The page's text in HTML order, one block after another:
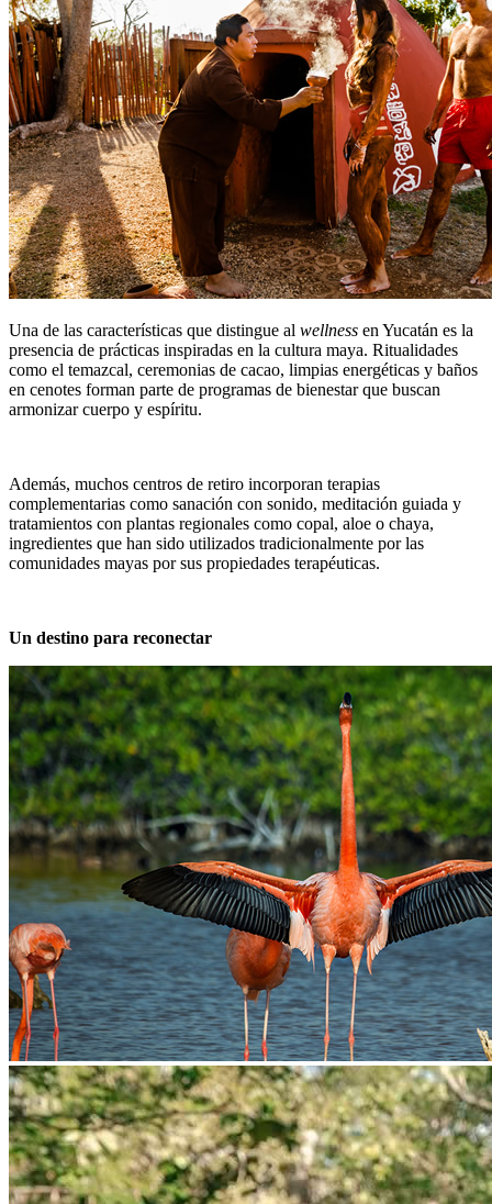
Una de las características que distingue al wellness en Yucatán es la
presencia de prácticas inspiradas en la cultura maya. Ritualidades
como el temazcal, ceremonias de cacao, limpias energéticas y baños
en cenotes forman parte de programas de bienestar que buscan
armonizar cuerpo y espíritu.
Además, muchos centros de retiro incorporan terapias
complementarias como sanación con sonido, meditación guiada y
tratamientos con plantas regionales como copal, aloe o chaya,
ingredientes que han sido utilizados tradicionalmente por las
comunidades mayas por sus propiedades terapéuticas.
Un destino para reconectar